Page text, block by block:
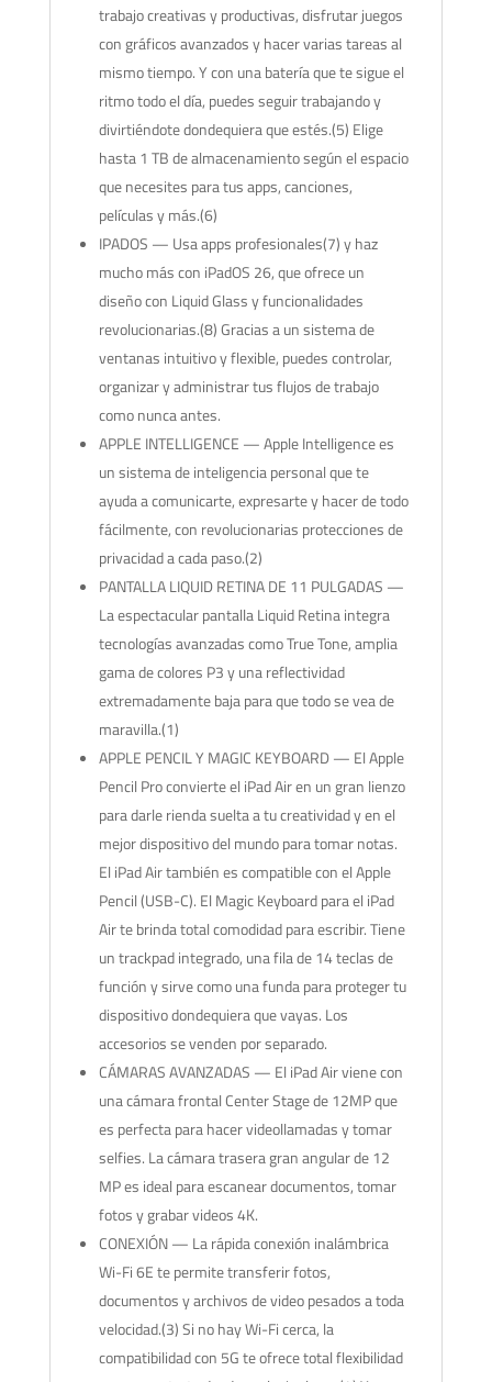
trabajo creativas y productivas, disfrutar juegos
con gráficos avanzados y hacer varias tareas al
mismo tiempo. Y con una batería que te sigue el
ritmo todo el día, puedes seguir trabajando y
divirtiéndote dondequiera que estés.(5) Elige
hasta 1 TB de almacenamiento según el espacio
que necesites para tus apps, canciones,
películas y más.(6)
IPADOS — Usa apps profesionales(7) y haz
mucho más con iPadOS 26, que ofrece un
diseño con Liquid Glass y funcionalidades
revolucionarias.(8) Gracias a un sistema de
ventanas intuitivo y flexible, puedes controlar,
organizar y administrar tus flujos de trabajo
como nunca antes.
APPLE INTELLIGENCE — Apple Intelligence es
un sistema de inteligencia personal que te
ayuda a comunicarte, expresarte y hacer de todo
fácilmente, con revolucionarias protecciones de
privacidad a cada paso.(2)
PANTALLA LIQUID RETINA DE 11 PULGADAS —
La espectacular pantalla Liquid Retina integra
tecnologías avanzadas como True Tone, amplia
gama de colores P3 y una reflectividad
extremadamente baja para que todo se vea de
maravilla.(1)
APPLE PENCIL Y MAGIC KEYBOARD — El Apple
Pencil Pro convierte el iPad Air en un gran lienzo
para darle rienda suelta a tu creatividad y en el
mejor dispositivo del mundo para tomar notas.
El iPad Air también es compatible con el Apple
Pencil (USB-C). El Magic Keyboard para el iPad
Air te brinda total comodidad para escribir. Tiene
un trackpad integrado, una fila de 14 teclas de
función y sirve como una funda para proteger tu
dispositivo dondequiera que vayas. Los
accesorios se venden por separado.
CÁMARAS AVANZADAS — El iPad Air viene con
una cámara frontal Center Stage de 12MP que
es perfecta para hacer videollamadas y tomar
selfies. La cámara trasera gran angular de 12
MP es ideal para escanear documentos, tomar
fotos y grabar videos 4K.
CONEXIÓN — La rápida conexión inalámbrica
Wi-Fi 6E te permite transferir fotos,
documentos y archivos de video pesados a toda
velocidad.(3) Si no hay Wi-Fi cerca, la
compatibilidad con 5G te ofrece total flexibilidad